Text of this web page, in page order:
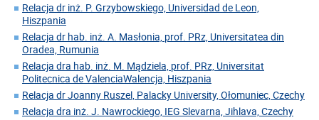
Relacja dr inż. P. Grzybowskiego, Universidad de Leon,
Hiszpania
Relacja dr hab. inż. A. Masłonia, prof. PRz, Universitatea din
Oradea, Rumunia
Relacja dra hab. inż. M. Mądziela, prof. PRz, Universitat
Politecnica de ValenciaWalencja, Hiszpania
Relacja dr Joanny Ruszel, Palacky University, Ołomuniec, Czechy
Relacja dra inż. J. Nawrockiego, IEG Slevarna, Jihlava, Czechy